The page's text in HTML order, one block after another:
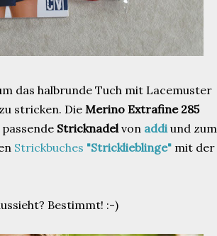
das halbrunde Tuch mit Lacemuster
stricken. Die Merino Extrafine 285
passende Stricknadel von addi und zum
Strickbuches "Stricklieblinge" mit der
Bestimmt! :-)